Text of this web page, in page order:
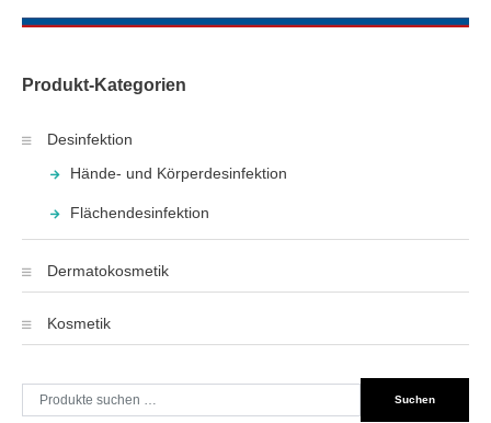
Produkt-Kategorien
Desinfektion
Hände- und Körperdesinfektion
Flächendesinfektion
Dermatokosmetik
Kosmetik
Suche
nach:
Suchen